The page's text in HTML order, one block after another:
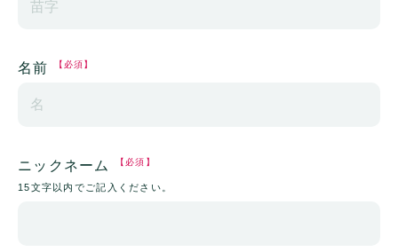
名前 【必須】
ニックネーム 【必須】
15文字以内でご記入ください。